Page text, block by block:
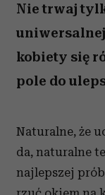
Nie trwaj
uniwersalnej
kobiety się
pole do
Naturalne, że
da, naturalne
najlepszej